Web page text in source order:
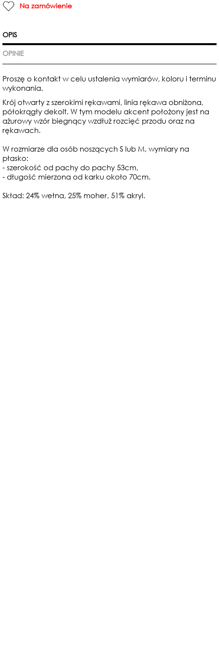
Na zamówienie
OPIS
OPINIE
Proszę o kontakt w celu ustalenia wymiarów, koloru i terminu
wykonania.
Krój otwarty z szerokimi rękawami, linia rękawa obniżona,
półokrągły dekolt. W tym modelu akcent położony jest na
ażurowy wzór biegnący wzdłuż rozcięć przodu oraz na
rękawach.
W rozmiarze dla osób noszących S lub M, wymiary na
płasko:
- szerokość od pachy do pachy 53cm,
- długość mierzona od karku około 70cm.
Skład: 24% wełna, 25% moher, 51% akryl.